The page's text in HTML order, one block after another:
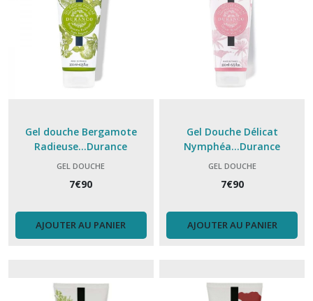
Gel douche Bergamote
Radieuse...Durance
GEL DOUCHE
7€90
AJOUTER AU PANIER
Gel Douche Délicat
Nymphéa...Durance
GEL DOUCHE
7€90
AJOUTER AU PANIER